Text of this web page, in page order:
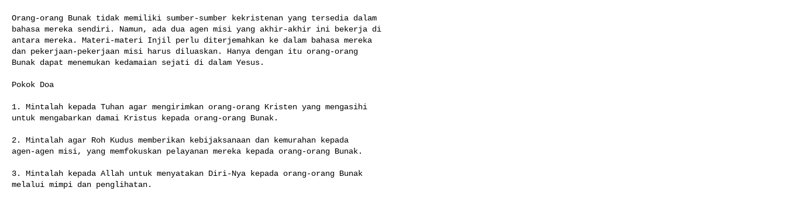
Orang-orang Bunak tidak memiliki sumber-sumber kekristenan yang tersedia dalam
bahasa mereka sendiri. Namun, ada dua agen misi yang akhir-akhir ini bekerja di
antara mereka. Materi-materi Injil perlu diterjemahkan ke dalam bahasa mereka
dan pekerjaan-pekerjaan misi harus diluaskan. Hanya dengan itu orang-orang
Bunak dapat menemukan kedamaian sejati di dalam Yesus.
Pokok Doa
1. Mintalah kepada Tuhan agar mengirimkan orang-orang Kristen yang mengasihi
untuk mengabarkan damai Kristus kepada orang-orang Bunak.
2. Mintalah agar Roh Kudus memberikan kebijaksanaan dan kemurahan kepada
agen-agen misi, yang memfokuskan pelayanan mereka kepada orang-orang Bunak.
3. Mintalah kepada Allah untuk menyatakan Diri-Nya kepada orang-orang Bunak
melalui mimpi dan penglihatan.